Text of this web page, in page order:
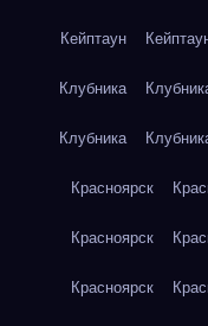
Кейптаун
Клубника
Клубника
Красноярск
Красноярск
Красноярск